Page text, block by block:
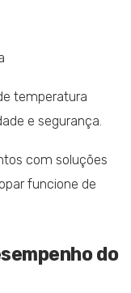
temperatura
e segurança.
com soluções
funcione de
do